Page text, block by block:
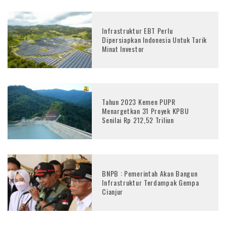
Infrastruktur EBT Perlu
Dipersiapkan Indonesia Untuk Tarik
Minat Investor
Tahun 2023 Kemen PUPR
Menargetkan 31 Proyek KPBU
Senilai Rp 212,52 Triliun
BNPB : Pemerintah Akan Bangun
Infrastruktur Terdampak Gempa
Cianjur